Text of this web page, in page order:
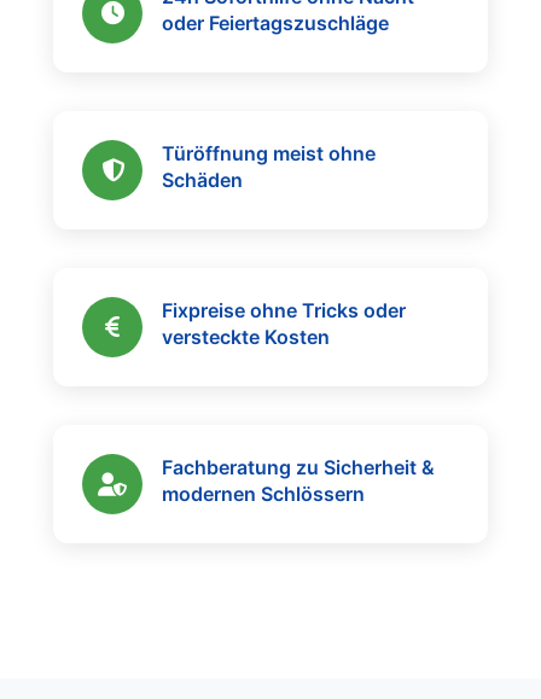
oder Feiertagszuschläge
Türöffnung meist ohne
Schäden
Fixpreise ohne Tricks oder
versteckte Kosten
Fachberatung zu Sicherheit &
modernen Schlössern